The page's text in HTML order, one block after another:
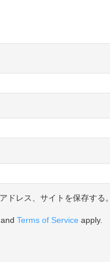
ドレス、サイトを保存する。
and Terms of Service apply.